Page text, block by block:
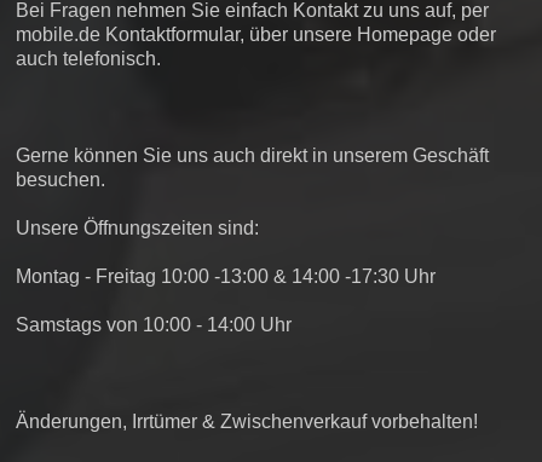
Bei Fragen nehmen Sie einfach Kontakt zu uns auf, per
mobile.de Kontaktformular, über unsere Homepage oder
auch telefonisch.
Gerne können Sie uns auch direkt in unserem Geschäft
besuchen.
Unsere Öffnungszeiten sind:
Montag - Freitag 10:00 -13:00 & 14:00 -17:30 Uhr
Samstags von 10:00 - 14:00 Uhr
Änderungen, Irrtümer & Zwischenverkauf vorbehalten!